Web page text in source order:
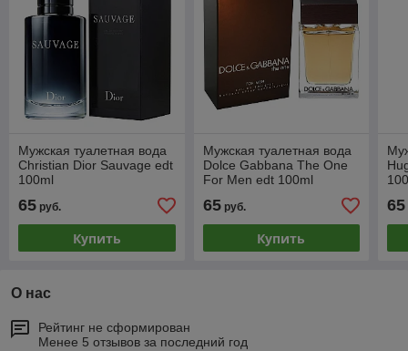
Мужская туалетная вода
Christian Dior Sauvage edt
100ml
65 руб.
Купить
Мужская туалетная вода
Dolce Gabbana The One
For Men edt 100ml
65руб.
Купить
65
О нас
Рейтинг не сформирован
Менее 5 отзывов за последний год